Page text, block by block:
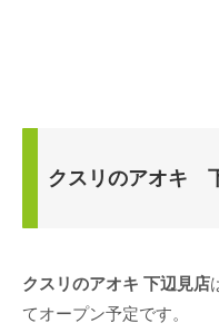
クスリのアオキ
クスリのアオキ 下辺見店
てオープン予定です。